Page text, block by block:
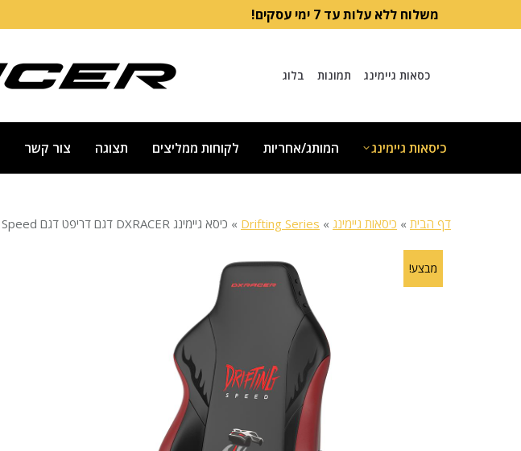
משלוח ללא עלות עד 7 ימי עסקים!
כסאות גיימינג תמונות בלוג
כיסאות גיימינג המותג/אחריות לקוחות ממליצים תצוגה צור קשר
דף הבית » כיסאות גיימינג »
Drifting Series
» כיסא גיימינג DXRACER דגם דריפט דגם Speed
מבצע!